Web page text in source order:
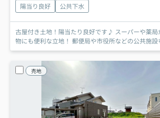
陽当り良好 公共下水
古屋付き土地！陽当たり良好です♪ スーパーや薬局が徒歩圏内！お買い
物にも便利な立地！ 郵便局や市役所などの公共施
売地